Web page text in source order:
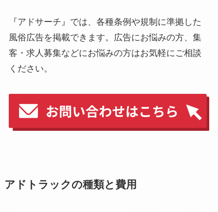
『アドサーチ』では、各種条例や規制に準拠した
風俗広告を掲載できます。広告にお悩みの方、集
客・求人募集などにお悩みの方はお気軽にご相談
ください。
アドトラックの種類と費用